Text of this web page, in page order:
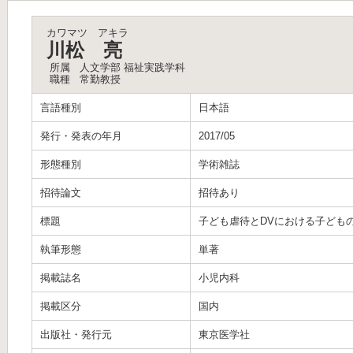
カワマツ アキラ
川松 亮
所属
人文学部 福祉実践学科
職種
常勤教授
言語種別 日本語
発行・発表の年月 2017/05
形態種別 学術雑誌
招待論文 招待あり
標題 子ども虐待とDVにおける子ども
執筆形態 単著
掲載誌名 小児内科
掲載区分 国内
出版社・発行元 東京医学社